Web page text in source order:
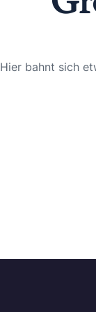
Hier bahnt sich